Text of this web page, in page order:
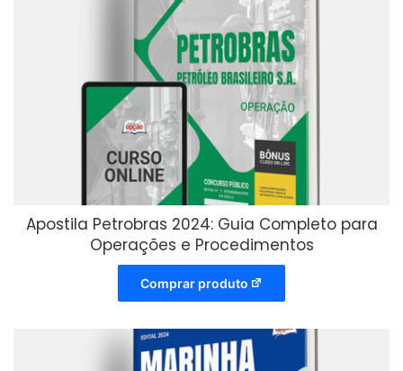
Apostila Petrobras 2024: Guia Completo para
Operações e Procedimentos
Comprar produto